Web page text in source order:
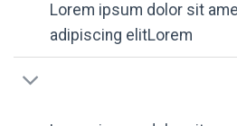
Lorem ipsum dolor sit
adipiscing elitLorem